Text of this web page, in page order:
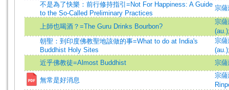
不是為了快樂：前行修持指引=Not For Happiness: A Guide
to the So-Called Preliminary Practices
宗
上師也喝酒？=The Guru Drinks Bourbon?
宗
(au.)
朝聖：到印度佛教聖地該做的事=What to do at India's
Buddhist Holy Sites
宗
(au.)
近乎佛教徒=Almost Buddhist
宗
無常是好消息
宗